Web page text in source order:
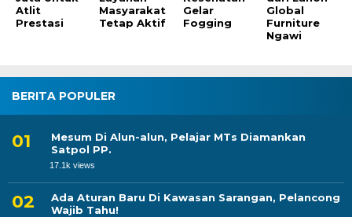
Atlit
Prestasi
Masyarakat
Tetap Aktif
Gelar
Fogging
Global
Furniture
Ngawi
BERITA POPULER
Mesum Di Alun-alun, Pelajar MTs Diamankan
Satpol PP.
17.1k views
Ada Aturan Baru Di Kawasan Sarangan, Pelancong
Wajib Tahu!